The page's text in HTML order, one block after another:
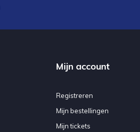
Mijn account
Registreren
Mijn bestellingen
Mijn tickets